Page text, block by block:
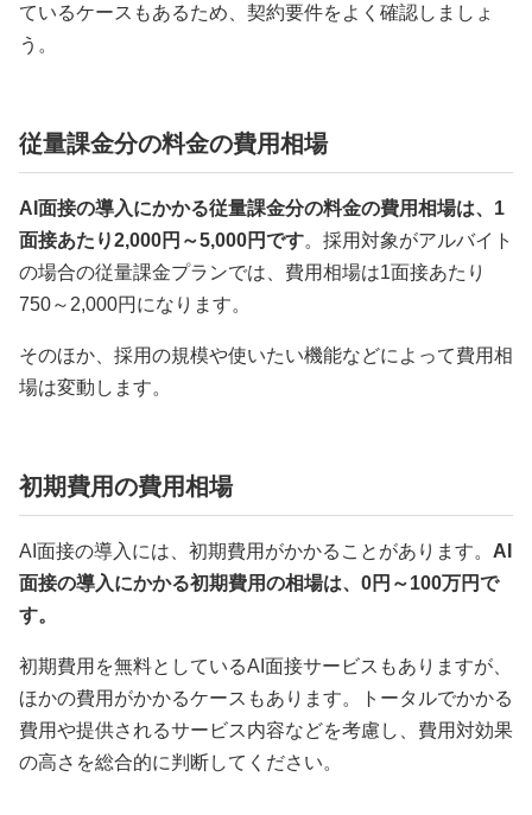
ているケースもあるため、契約要件をよく確認しましょ
う。
従量課金分の料金の費用相場
AI面接の導入にかかる従量課金分の料金の費用相場は、1
面接あたり2,000円～5,000円です。採用対象がアルバイト
の場合の従量課金プランでは、費用相場は1面接あたり
750～2,000円になります。
そのほか、採用の規模や使いたい機能などによって費用相
場は変動します。
初期費用の費用相場
AI面接の導入には、初期費用がかかることがあります。 AI
面接の導入にかかる初期費用の相場は、0円～100万円で
す。
初期費用を無料としているAI面接サービスもありますが、
ほかの費用がかかるケースもあります。トータルでかかる
費用や提供されるサービス内容などを考慮し、費用対効果
の高さを総合的に判断してください。